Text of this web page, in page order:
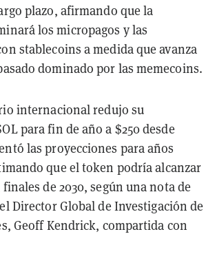
plazo, afirmando que la
los micropagos y las
stablecoins a medida que avanza
dominado por las memecoins.
internacional redujo su
para fin de año a $250 desde
las proyecciones para años
que el token podría alcanzar
de 2030, según una nota de
Director Global de Investigación de
Geoff Kendrick, compartida con